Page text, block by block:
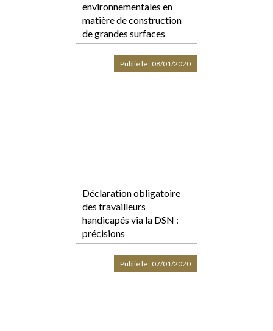
environnementales en
matière de construction
de grandes surfaces
Déclaration obligatoire
des travailleurs
handicapés via la DSN :
précisions
Publié le : 08/01/2020
Publié le : 07/01/2020